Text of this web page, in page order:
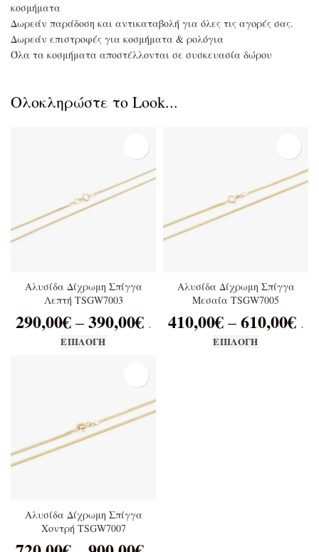
κοσμήματα
Δωρεάν παράδοση και αντικαταβολή για όλες τις αγορές σας.
Δωρεάν επιστροφές για κοσμήματα & ρολόγια
Όλα τα κοσμήματα αποστέλλονται σε συσκευασία δώρου
Ολοκληρώστε το Look...
Αλυσίδα Δίχρωμη Σπίγγα
Λεπτή TSGW7003
290,00€ – 390,00€ .
ΕΠΙΛΟΓΉ
Αλυσίδα Δίχρωμη Σπίγγα
Μεσαία TSGW7005
410,00€ – 610,00€ .
ΕΠΙΛΟΓΉ
Αλυσίδα Δίχρωμη Σπίγγα
Χοντρή TSGW7007